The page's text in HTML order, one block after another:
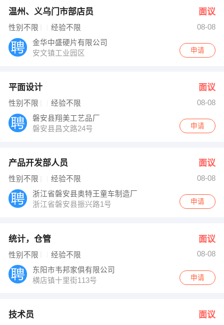
温州、义乌门市部店员 面议
性别不限 经验不限
08-08
金华中盛硬片有限公司
安文镇工业园区
申请
平面设计 面议
性别不限 经验不限
08-08
磐安县翔美工艺品厂
磐安县昌文路24号
申请
产品开发部人员 面议
性别不限 经验不限
08-08
浙江省磐安县奥特王童车制造厂
浙江省磐安县振兴路1号
申请
统计，仓管 面议
性别不限 经验不限
08-08
东阳市韦邦家俱有限公司
横店镇十里街113号
申请
技术员 面议